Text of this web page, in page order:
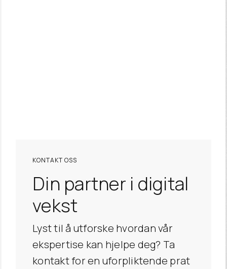
KONTAKT OSS
Din partner i digital
vekst
Lyst til å utforske hvordan vår
ekspertise kan hjelpe deg? Ta
kontakt for en uforpliktende prat